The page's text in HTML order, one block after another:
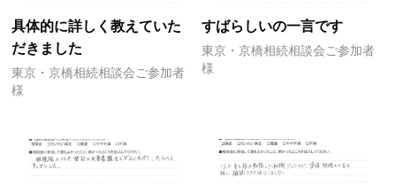
具体的に詳しく教えていた
だきました
東京・京橋相続相談会ご参加者
様
すばらしいの一言です
東京・京橋相続相談会ご参加者
様